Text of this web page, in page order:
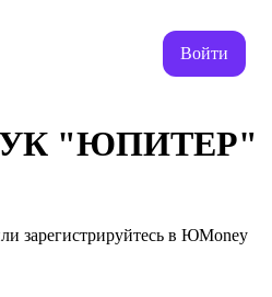
Войти
"ЮПИТЕР"
зарегистрируйтесь в ЮMoney